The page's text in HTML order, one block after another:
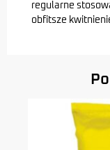
regularne
obfitsze